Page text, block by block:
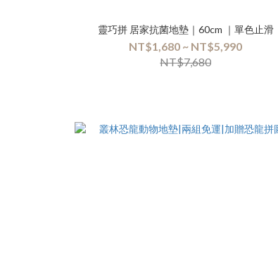
靈巧拼 居家抗菌地墊｜60cm ｜單色止滑
NT$1,680 ~ NT$5,990
NT$7,680